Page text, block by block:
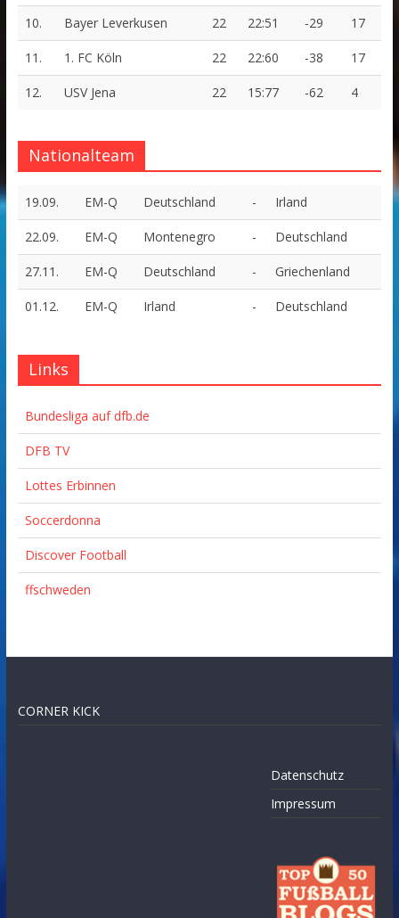
10. Bayer Leverkusen 22 22:51 -29 17
11. 1. FC Köln 22 22:60 -38 17
12. USV Jena 22 15:77 -62 4
Nationalteam
19.09. EM-Q Deutschland - Irland
22.09. EM-Q Montenegro - Deutschland
27.11. EM-Q Deutschland - Griechenland
01.12. EM-Q Irland - Deutschland
Links
Bundesliga auf dfb.de
DFB TV
Lottes Erbinnen
Soccerdonna
Discover Football
ffschweden
CORNER KICK
Datenschutz
Impressum